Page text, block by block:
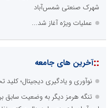
شهرک صنعتی شمس‌آباد
عملیات ویژه آغاز شد...
::آخرین های جامعه
نوآوری و یادگیری دیجیتال؛
تنگه هرمز دیگر به وضعیت سابق